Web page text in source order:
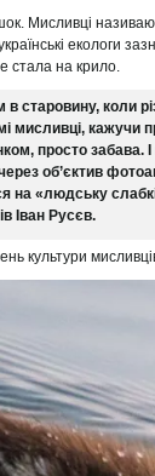
Мисливці
екологи
стала на крило.
в старовину, коли
кажучи
просто забава.
об’єктив
на «людську
Іван Русєв.
культури